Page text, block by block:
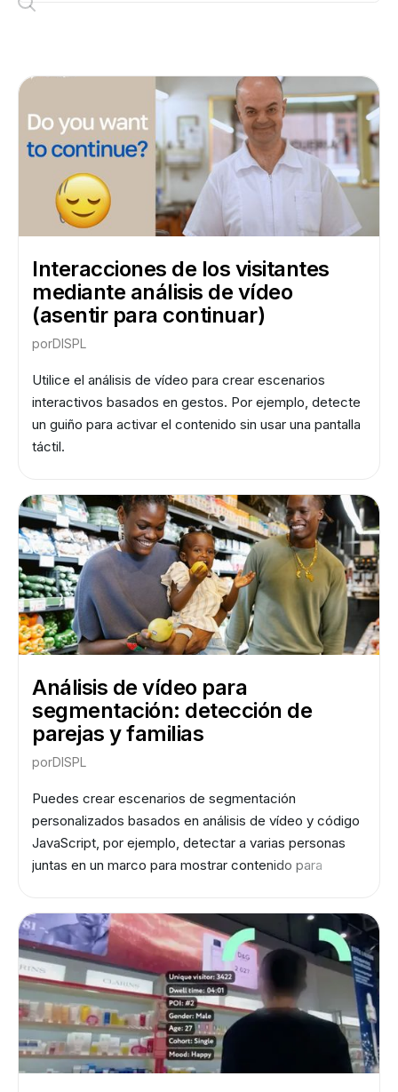
Interacciones de los visitantes
mediante análisis de vídeo
(asentir para continuar)
porDISPL
Utilice el análisis de vídeo para crear escenarios
interactivos basados en gestos. Por ejemplo, detecte
un guiño para activar el contenido sin usar una pantalla
táctil.
Análisis de vídeo para
segmentación: detección de
parejas y familias
porDISPL
Puedes crear escenarios de segmentación
personalizados basados en análisis de vídeo y código
JavaScript, por ejemplo, detectar a varias personas
juntas en un marco para mostrar contenido para